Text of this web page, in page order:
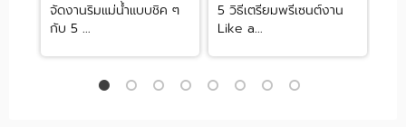
จัดงานริมแม่น้ำแบบชิค ๆ
กับ 5 ...
5 วิธีเตรียมพรีเซนต์งาน
Like a...